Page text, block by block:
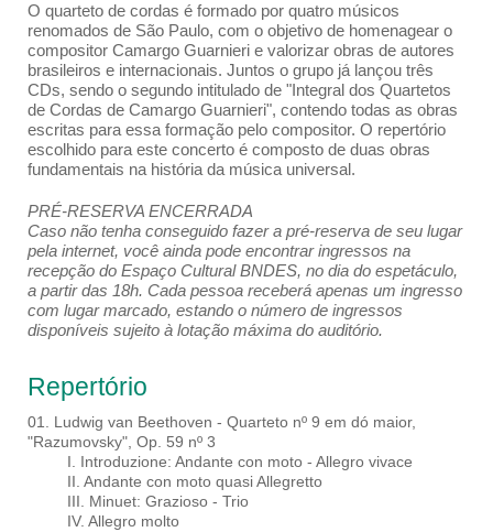
O quarteto de cordas é formado por quatro músicos
renomados de São Paulo, com o objetivo de homenagear o
compositor Camargo Guarnieri e valorizar obras de autores
brasileiros e internacionais. Juntos o grupo já lançou três
CDs, sendo o segundo intitulado de "Integral dos Quartetos
de Cordas de Camargo Guarnieri", contendo todas as obras
escritas para essa formação pelo compositor. O repertório
escolhido para este concerto é composto de duas obras
fundamentais na história da música universal.
PRÉ-RESERVA ENCERRADA
Caso não tenha conseguido fazer a pré-reserva de seu lugar
pela internet, você ainda pode encontrar ingressos na
recepção do Espaço Cultural BNDES, no dia do espetáculo,
a partir das 18h. Cada pessoa receberá apenas um ingresso
com lugar marcado, estando o número de ingressos
disponíveis sujeito à lotação máxima do auditório.
Repertório
01. Ludwig van Beethoven - Quarteto nº 9 em dó maior,
"Razumovsky", Op. 59 nº 3
I. Introduzione: Andante con moto - Allegro vivace
II. Andante con moto quasi Allegretto
III. Minuet: Grazioso - Trio
IV. Allegro molto